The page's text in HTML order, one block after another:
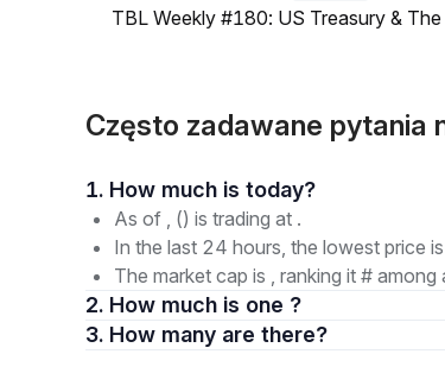
TBL Weekly #180: US Treasury &
Często zadawane pytania
1. How much is today?
As of , () is trading at .
In the last 24 hours, the lowest price
The market cap is , ranking it #
2. How much is one ?
3. How many are there?